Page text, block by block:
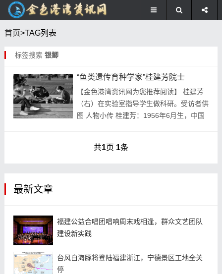
首页>TAG列表
标签搜索 银鲫
“鱼类遗传育种学家”桂建芳院士
【金色港湾资讯网为您推荐阅读】 桂建芳
（右）在实验室指导学生做科研。受访者供
图 人物小传 桂建芳：1956年6月生，中国
与生...共1页 1条
最新文章
福建公益合唱团唱响周末戏相逢，群众文艺团队
建设新实践
台风白海豚将登陆福建浙江，宁德景区工地全关
停